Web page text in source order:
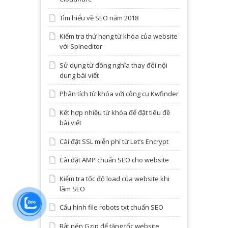
Tìm hiểu về SEO năm 2018
Kiểm tra thứ hạng từ khóa của website
với Spineditor
Sử dụng từ đồng nghĩa thay đổi nội
dung bài viết
Phân tích từ khóa với công cụ Kwfinder
Kết hợp nhiều từ khóa để đặt tiêu đề
bài viết
Cài đặt SSL miễn phí từ Let’s Encrypt
Cài đặt AMP chuẩn SEO cho website
Kiểm tra tốc độ load của website khi
làm SEO
Cấu hình file robots txt chuẩn SEO
Bật nén Gzip để tăng tốc website